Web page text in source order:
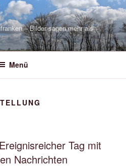
– Bilder sagen mehr als
Menü
Tag mit
Nachrichten